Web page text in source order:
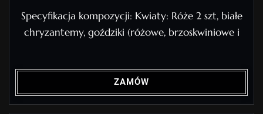
Specyfikacja kompozycji: Kwiaty: Róże 2 szt, białe
chryzantemy, goździki (różowe, brzoskwiniowe i
ZAMÓW